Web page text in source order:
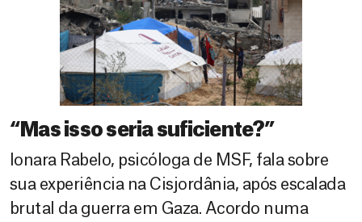
“Mas isso seria suficiente?”
Ionara Rabelo, psicóloga de MSF, fala sobre
sua experiência na Cisjordânia, após escalada
brutal da guerra em Gaza. Acordo numa